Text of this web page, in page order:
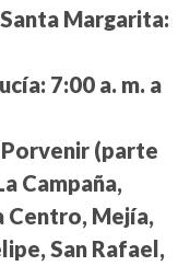
Margarita:
7:00 a. m. a
(parte
Campaña,
Centro, Mejía,
San Rafael,